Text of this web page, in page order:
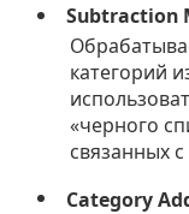
Subtraction
категорий
«черного
связанных
Category